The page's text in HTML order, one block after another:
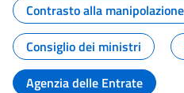
Contrasto alla
Consiglio dei ministri
Agenzia delle Entrate